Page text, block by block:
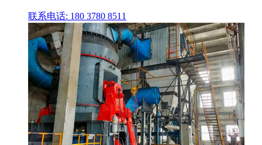
联系电话: 180 3780 8511